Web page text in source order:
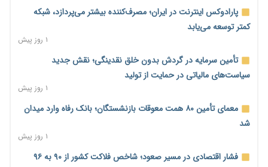
پارادوکس اینترنت در ایران؛ مصرف‌کننده بیشتر می‌پردازد، شبکه
کمتر توسعه می‌یابد
۱ روز پیش
تأمین سرمایه در گردش بدون خلق نقدینگی؛ نقش جدید
سیاست‌های مالیاتی در حمایت از تولید
۱ روز پیش
معمای تأمین ۸۰ همت معوقات بازنشستگان؛ بانک رفاه وارد میدان
شد
۱ روز پیش
فشار اقتصادی در مسیر صعود؛ شاخص فلاکت کشور از ۹۰ به ۹۶